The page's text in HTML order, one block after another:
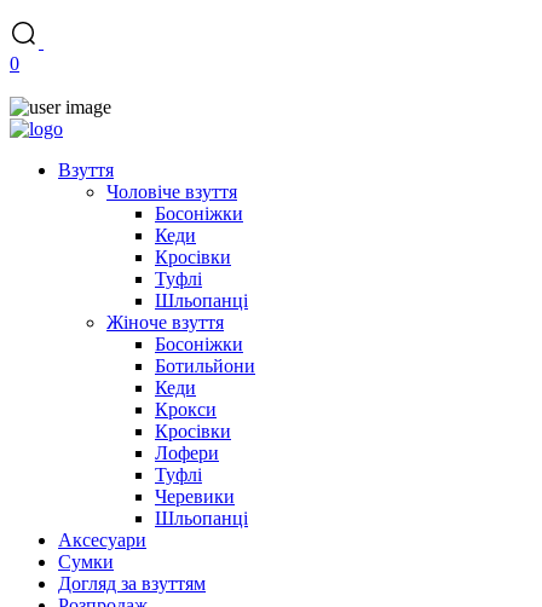
0
Взуття
Чоловіче взуття
Босоніжки
Кеди
Кросівки
Туфлі
Шльопанці
Жіноче взуття
Босоніжки
Ботильйони
Кеди
Крокси
Кросівки
Лофери
Туфлі
Черевики
Шльопанці
Аксесуари
Сумки
Догляд за взуттям